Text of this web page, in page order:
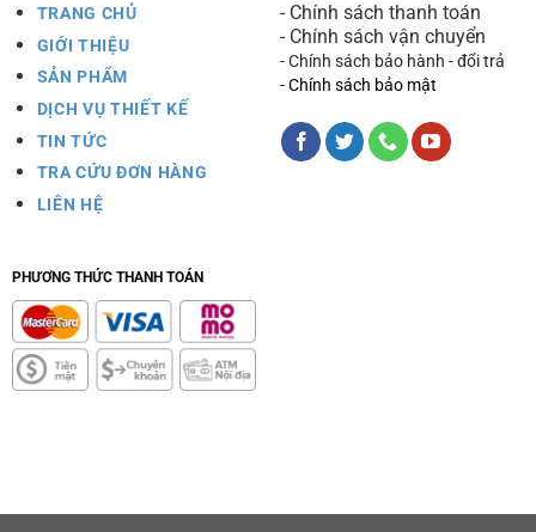
TRANG CHỦ
GIỚI THIỆU
SẢN PHẨM
DỊCH VỤ THIẾT KẾ
TIN TỨC
TRA CỨU ĐƠN HÀNG
LIÊN HỆ
- Chính sách thanh toán
- Chính sách vận chuyển
- Chính sách bảo hành - đổi trả
- Chính sách bảo mật
PHƯƠNG THỨC THANH TOÁN